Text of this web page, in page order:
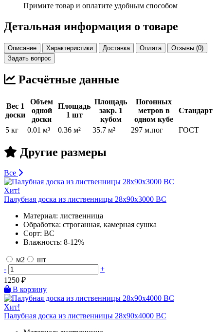
Примите товар и оплатите удобным способом
Детальная информация о товаре
Описание Характеристики Доставка Оплата
Отзывы (0)
Задать вопрос
Расчётные данные
Вес 1
доски
Объем
одной
доски
Площадь
1 шт
Площадь
закр. 1
кубом
Погонных
метров в
одном кубе
Стандарт
5 кг 0.01 м³ 0.36 м² 35.7 м² 297 м.пог ГОСТ
Другие размеры
Все
Хит!
Палубная доска из лиственницы 28х90х3000 BC
Материал: лиственница
Обработка: строганная, камерная сушка
Сорт: BC
Влажность: 8-12%
м2
шт
-
+
1250 ₽
В корзину
Хит!
Палубная доска из лиственницы 28х90х4000 BC